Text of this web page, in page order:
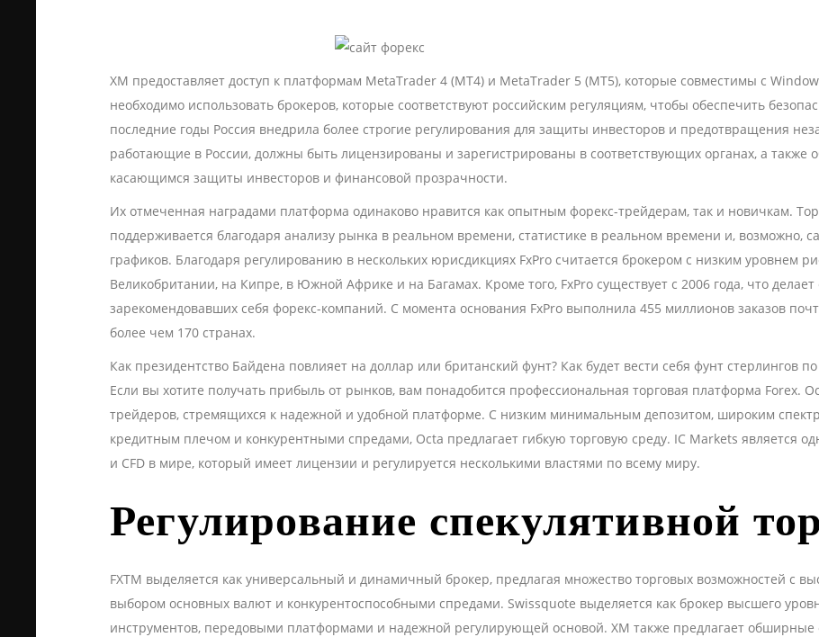
XM предоставляет доступ к платформам MetaTrader 4 (MT4) и MetaTrader 5 (MT5), которые совместимы с
необходимо использовать брокеров, которые соответствуют российским регуляциям, чтобы обеспечить
последние годы Россия внедрила более строгие регулирования для защиты инвесторов и предотвращения
работающие в России, должны быть лицензированы и зарегистрированы в соответствующих органах, а также
касающимся защиты инвесторов и финансовой прозрачности.
Их отмеченная наградами платформа одинаково нравится как опытным форекс-трейдерам, так и новичкам.
поддерживается благодаря анализу рынка в реальном времени, статистике в реальном времени и, возможно,
графиков. Благодаря регулированию в нескольких юрисдикциях FxPro считается брокером с низким уровнем
Великобритании, на Кипре, в Южной Африке и на Багамах. Кроме того, FxPro существует с 2006 года, что
зарекомендовавших себя форекс-компаний. С момента основания FxPro выполнила 455 миллионов заказов
более чем 170 странах.
Как президентство Байдена повлияет на доллар или британский фунт? Как будет вести себя фунт стерлингов
Если вы хотите получать прибыль от рынков, вам понадобится профессиональная торговая платформа Forex.
трейдеров, стремящихся к надежной и удобной платформе. С низким минимальным депозитом, широким
кредитным плечом и конкурентными спредами, Octa предлагает гибкую торговую среду. IC Markets является
и CFD в мире, который имеет лицензии и регулируется несколькими властями по всему миру.
Регулирование спекулятивной
FXTM выделяется как универсальный и динамичный брокер, предлагая множество торговых возможностей с
выбором основных валют и конкурентоспособными спредами. Swissquote выделяется как брокер высшего
инструментов, передовыми платформами и надежной регулирующей основой. XM также предлагает обширные